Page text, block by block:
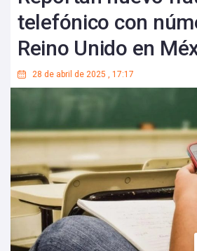
telefónico con
Reino Unido en
28 de abril de 2025 , 17:17